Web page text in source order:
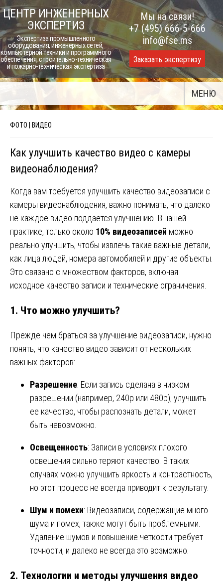
Skip
to
content
ЦЕНТР ИНЖЕНЕРНЫХ
ЭКСПЕРТИЗ
Экспертиза промышленного
оборудования, инженерных сетей,
компьютерной техники и программного
обеспечения, строительно-техническая
и пожарно-техническая экспертиза
Мы на связи!
+7 (495) 666-5-666
info@fse.ms
Заказать экспертизу
МЕНЮ
ФОТО | ВИДЕО
Как улучшить качество видео с камеры
видеонаблюдения?
Когда вам требуется улучшить качество видеозаписи с
камеры видеонаблюдения, важно понимать, что далеко
не каждое видео поддается улучшению. В нашей
практике, только около 10% видеозаписей можно
реально улучшить, чтобы извлечь такие важные детали,
как лица людей, номера автомобилей и другие объекты.
Это связано с множеством факторов, включая
исходное качество записи и технические ограничения.
1. Что можно улучшить?
Прежде чем браться за улучшение видеозаписи, нужно
понять, что качество видео зависит от нескольких
важных факторов:
Разрешение: Если запись сделана в низком
разрешении (например, 240p или 480p), улучшить
ее качество, чтобы распознать детали, может
быть невозможно.
Освещенность: Записи в условиях плохого
освещения сильно теряют качество. В таких
случаях можно улучшить яркость и контрастность,
но этот процесс не всегда приводит к результату.
Шум и помехи: Видеозаписи, содержащие много
шума и помех, также могут быть проблемными.
Удаление шумов и повышение четкости требует
точности, и далеко не всегда это возможно.
2. Технологии и методы улучшения видео